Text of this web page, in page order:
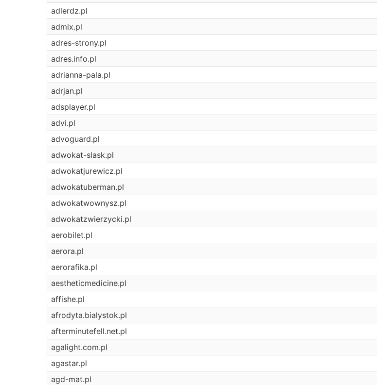
adlerdz.pl
admix.pl
adres-strony.pl
adres.info.pl
adrianna-pala.pl
adrjan.pl
adsplayer.pl
advi.pl
advoguard.pl
adwokat-slask.pl
adwokatjurewicz.pl
adwokatuberman.pl
adwokatwownysz.pl
adwokatzwierzycki.pl
aerobilet.pl
aerora.pl
aerorafika.pl
aestheticmedicine.pl
affishe.pl
afrodyta.bialystok.pl
afterminutefell.net.pl
agalight.com.pl
agastar.pl
agd-mat.pl